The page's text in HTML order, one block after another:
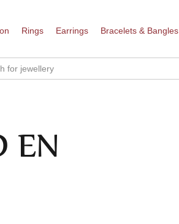
Rings Earrings Bracelets & Bangles
EN